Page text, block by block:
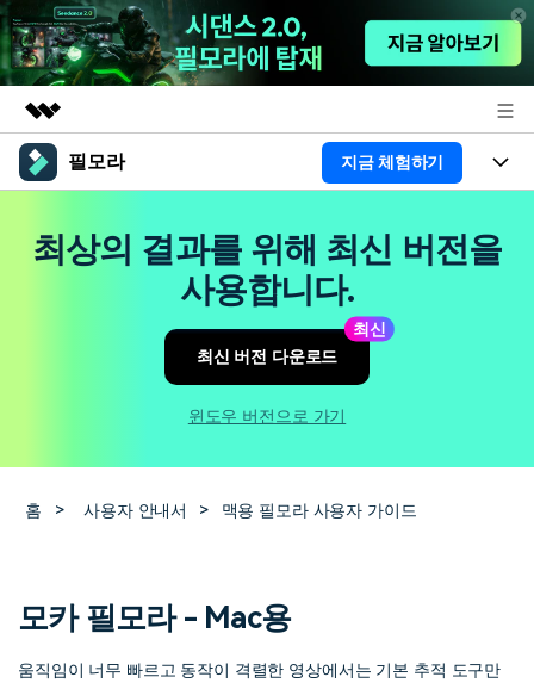
주요 제품
유틸리티
필모라 지금 체험하기
고객 지원
더 알아보기
가격
최상의 결과를 위해 최신 버전을
사용합니다.
최신
최신 버전 다운로드
윈도우 버전으로 가기
홈 > 사용자 안내서 > 맥용 필모라 사용자 가이드
모카 필모라 - Mac용
움직임이 너무 빠르고 동작이 격렬한 영상에서는 기본 추적 도구만